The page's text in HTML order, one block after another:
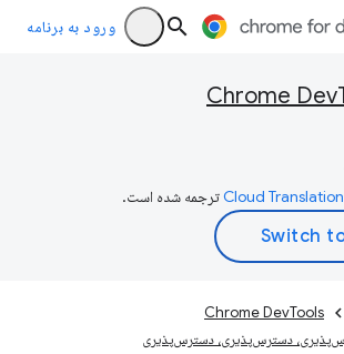
ورود به برنامه
Chrome
ترجمه شده است.
Chrome DevTools
دسترس‌پذیری، دسترس‌پذیری